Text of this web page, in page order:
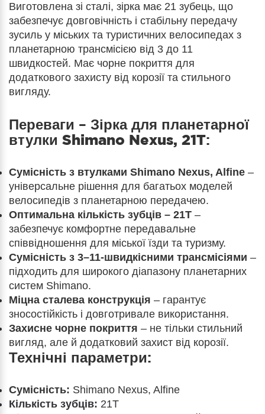
Виготовлена зі сталі, зірка має 21 зубець, що
забезпечує довговічність і стабільну передачу
зусиль у міських та туристичних велосипедах з
планетарною трансмісією від 3 до 11
швидкостей. Має чорне покриття для
додаткового захисту від корозії та стильного
вигляду.
Переваги – Зірка для планетарної
втулки Shimano Nexus, 21T:
Сумісність з втулками Shimano Nexus, Alfine –
універсальне рішення для багатьох моделей
велосипедів з планетарною передачею.
Оптимальна кількість зубців – 21T –
забезпечує комфортне передавальне
співвідношення для міської їзди та туризму.
Сумісність з 3–11-швидкісними трансмісіями –
підходить для широкого діапазону планетарних
систем Shimano.
Міцна сталева конструкція – гарантує
зносостійкість і довготривале використання.
Захисне чорне покриття – не тільки стильний
вигляд, але й додатковий захист від корозії.
Технічні параметри:
Сумісність: Shimano Nexus, Alfine
Кількість зубців: 21T